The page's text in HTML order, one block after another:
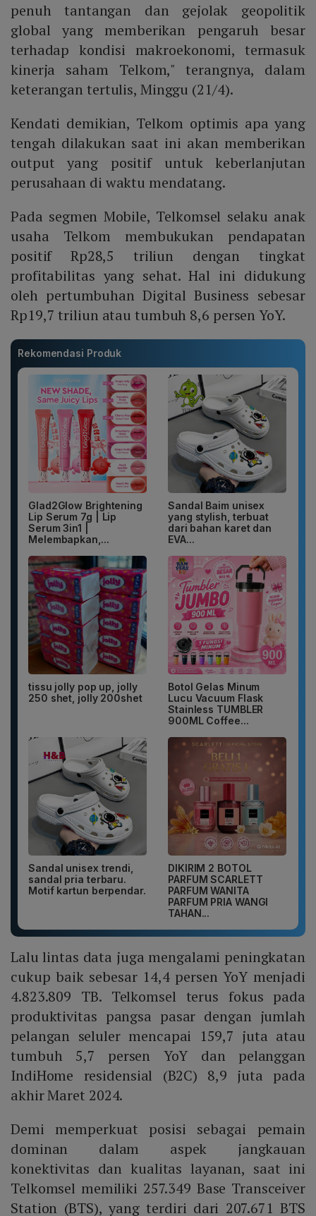
penuh tantangan dan gejolak geopolitik
global yang memberikan pengaruh besar
terhadap kondisi makroekonomi, termasuk
kinerja saham Telkom," terangnya, dalam
keterangan tertulis, Minggu (21/4).
Kendati demikian, Telkom optimis apa yang
tengah dilakukan saat ini akan memberikan
output yang positif untuk keberlanjutan
perusahaan di waktu mendatang.
Pada segmen Mobile, Telkomsel selaku anak
usaha Telkom membukukan pendapatan
positif Rp28,5 triliun dengan tingkat
profitabilitas yang sehat. Hal ini didukung
oleh pertumbuhan Digital Business sebesar
Rp19,7 triliun atau tumbuh 8,6 persen YoY.
Rekomendasi Produk
Glad2Glow Brightening
Lip Serum 7g | Lip
Serum 3in1 |
Melembapkan,...
Sandal Baim unisex
yang stylish, terbuat
dari bahan karet dan
EVA...
tissu jolly pop up, jolly
250 shet, jolly 200shet
Botol Gelas Minum
Lucu Vacuum Flask
Stainless TUMBLER
900ML Coffee...
Sandal unisex trendi,
sandal pria terbaru.
Motif kartun berpendar.
DIKIRIM 2 BOTOL
PARFUM SCARLETT
PARFUM WANITA
PARFUM PRIA WANGI
TAHAN...
Lalu lintas data juga mengalami peningkatan
cukup baik sebesar 14,4 persen YoY menjadi
4.823.809 TB. Telkomsel terus fokus pada
produktivitas pangsa pasar dengan jumlah
pelangan seluler mencapai 159,7 juta atau
tumbuh 5,7 persen YoY dan pelanggan
IndiHome residensial (B2C) 8,9 juta pada
akhir Maret 2024.
Demi memperkuat posisi sebagai pemain
dominan dalam aspek jangkauan
konektivitas dan kualitas layanan, saat ini
Telkomsel memiliki 257.349 Base Transceiver
Station (BTS), yang terdiri dari 207.671 BTS